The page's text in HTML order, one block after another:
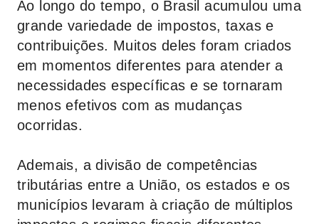
Ao longo do tempo, o Brasil acumulou uma
grande variedade de impostos, taxas e
contribuições. Muitos deles foram criados
em momentos diferentes para atender a
necessidades específicas e se tornaram
menos efetivos com as mudanças
ocorridas.
Ademais, a divisão de competências
tributárias entre a União, os estados e os
municípios levaram à criação de múltiplos